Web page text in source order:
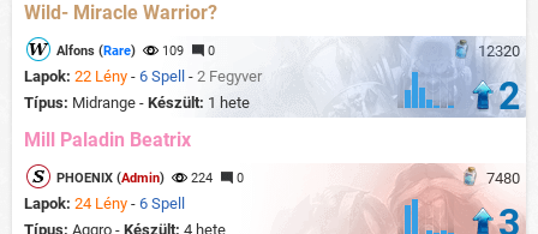
Wild- Miracle Warrior?
12320
Alfons (Rare) 109 0
Lapok: 22 Lény - 6 Spell - 2 Fegyver
Típus: Midrange - Készült: 1 hete 2
Mill Paladin Beatrix
7480
PHOENIX (Admin) 224 0
Lapok: 24 Lény - 6 Spell
Típus: Aggro - Készült: 4 hete 3